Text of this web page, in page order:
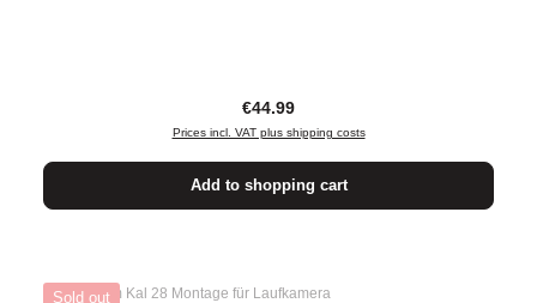
Regular price:
€44.99
Prices incl. VAT plus shipping costs
Add to shopping cart
Sold out